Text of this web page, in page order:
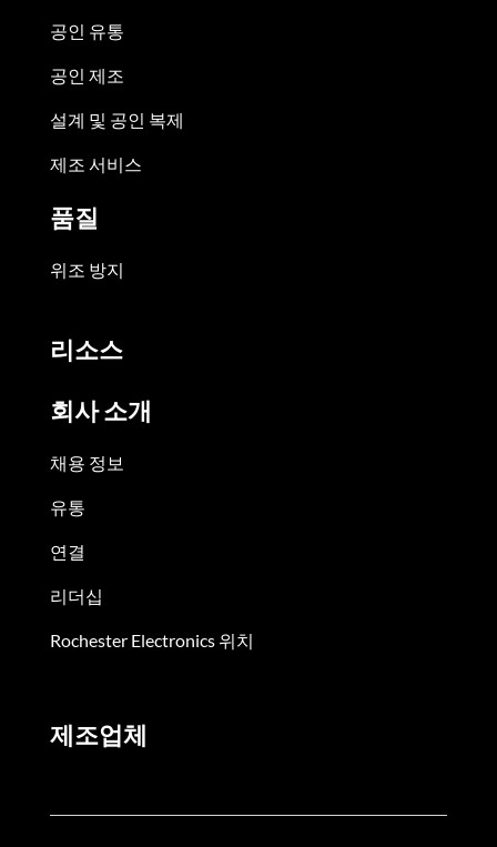
공인 유통
공인 제조
설계 및 공인 복제
제조 서비스
품질
위조 방지
리소스
회사 소개
채용 정보
유통
연결
리더십
Rochester Electronics 위치
제조업체